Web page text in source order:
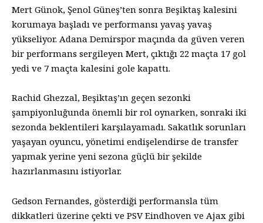
Mert Günok, Şenol Güneş’ten sonra Beşiktaş kalesini
korumaya başladı ve performansı yavaş yavaş
yükseliyor. Adana Demirspor maçında da güven veren
bir performans sergileyen Mert, çıktığı 22 maçta 17 gol
yedi ve 7 maçta kalesini gole kapattı.
Rachid Ghezzal, Beşiktaş’ın geçen sezonki
şampiyonluğunda önemli bir rol oynarken, sonraki iki
sezonda beklentileri karşılayamadı. Sakatlık sorunları
yaşayan oyuncu, yönetimi endişelendirse de transfer
yapmak yerine yeni sezona güçlü bir şekilde
hazırlanmasını istiyorlar.
Gedson Fernandes, gösterdiği performansla tüm
dikkatleri üzerine çekti ve PSV Eindhoven ve Ajax gibi